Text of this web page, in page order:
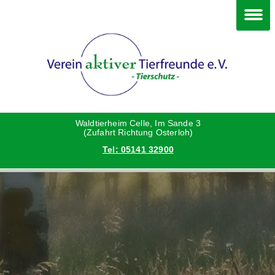
Waldtierheim Celle, Im Sande 3
(Zufahrt Richtung Osterloh)
Tel: 05141 32900
Katzen
Vermittlungshilfe privat
Danke an die Helfer
Vorstand
Satzung